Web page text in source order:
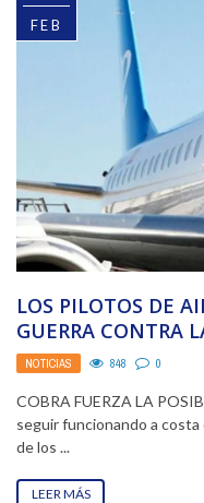
FEB
LOS PILOTOS DE
GUERRA CONTRA
NOTICIAS 848 0
COBRA FUERZA LA
seguir funcionando a costa
de los ...
LEER MÁS